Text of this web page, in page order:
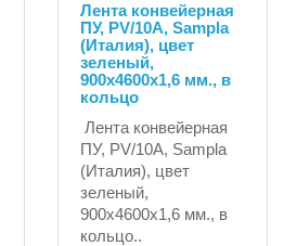
Лента конвейерная
ПУ, PV/10A, Sampla
(Италия), цвет
зеленый,
900х4600х1,6 мм., в
кольцо
Лента конвейерная
ПУ, PV/10A, Sampla
(Италия), цвет
зеленый,
900х4600х1,6 мм., в
кольцо..